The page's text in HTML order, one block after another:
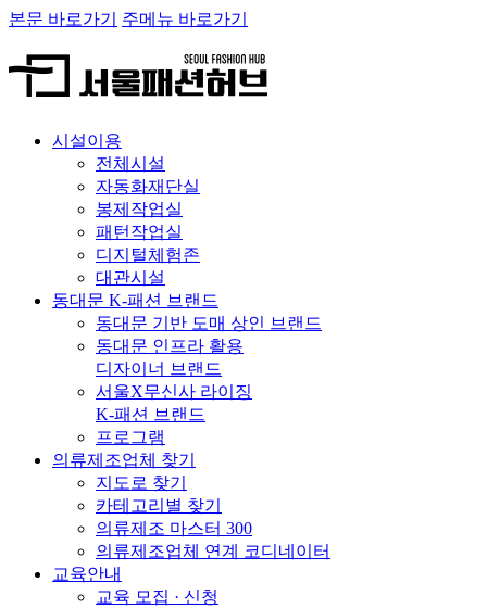
본문 바로가기 주메뉴 바로가기
시설이용
전체시설
자동화재단실
봉제작업실
패턴작업실
디지털체험존
대관시설
동대문 K-패션 브랜드
동대문 기반 도매 상인 브랜드
동대문 인프라 활용
디자이너 브랜드
서울X무신사 라이징
K-패션 브랜드
프로그램
의류제조업체 찾기
지도로 찾기
카테고리별 찾기
의류제조 마스터 300
의류제조업체 연계 코디네이터
교육안내
교육 모집 · 신청